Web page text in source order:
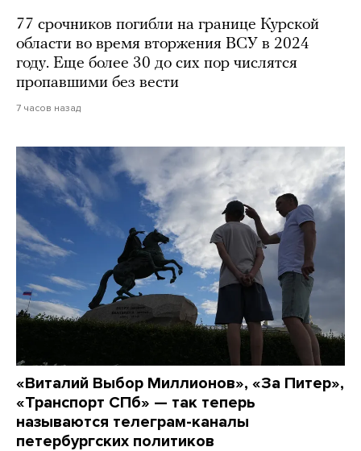
77 срочников погибли на границе Курской
области во время вторжения ВСУ в 2024
году. Еще более 30 до сих пор числятся
пропавшими без вести
7 часов назад
«Виталий Выбор Миллионов», «За Питер»,
«Транспорт СПб» — так теперь
называются телеграм-каналы
петербургских политиков